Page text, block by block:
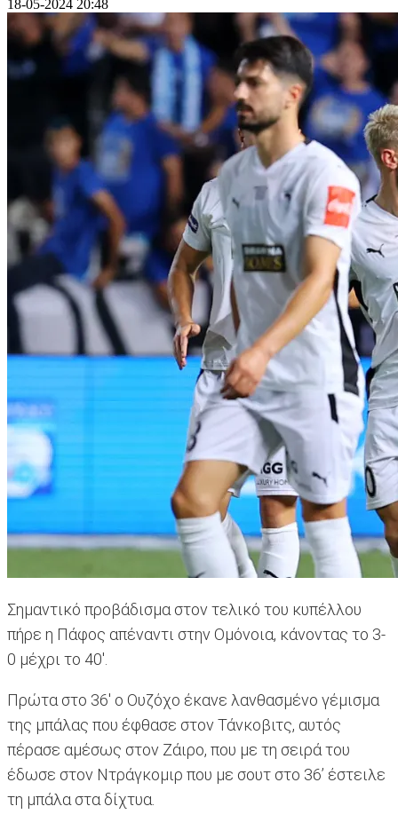
18-05-2024 20:48
Σημαντικό προβάδισμα στον τελικό του κυπέλλου
πήρε η Πάφος απέναντι στην Ομόνοια, κάνοντας το 3-
0 μέχρι το 40'.
Πρώτα στο 36' ο Ουζόχο έκανε λανθασμένο γέμισμα
της μπάλας που έφθασε στον Τάνκοβιτς, αυτός
πέρασε αμέσως στον Ζάιρο, που με τη σειρά του
έδωσε στον Ντράγκομιρ που με σουτ στο 36’ έστειλε
τη μπάλα στα δίχτυα.